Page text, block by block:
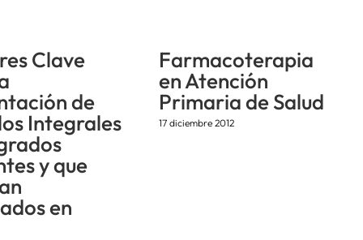
Clave
de
Integrales
y que
en
Farmacoterapia
en Atención
Primaria de Salud
17 diciembre 2012